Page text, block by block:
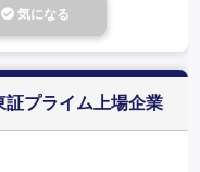
気になる
証プライム上場企業